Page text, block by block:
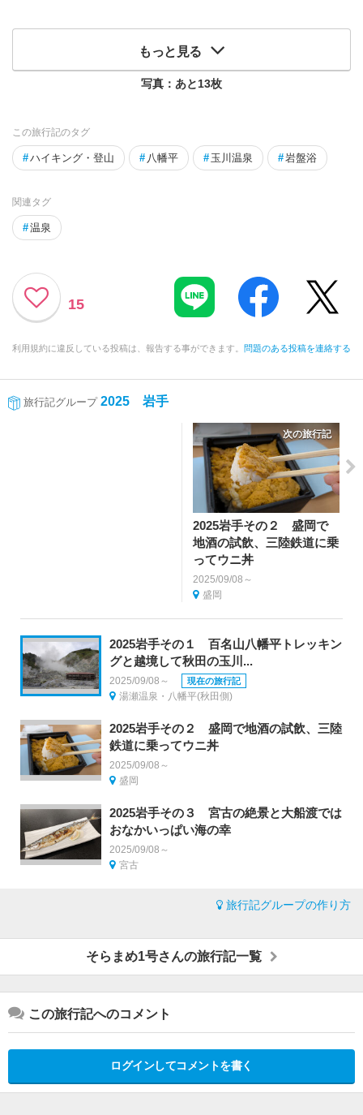
もっと見る
写真：あと13枚
この旅行記のタグ
#ハイキング・登山 # 八幡平 # 玉川温泉 #岩盤浴
関連タグ
#温泉
15
利用規約に違反している投稿は、報告する事ができます。 問題のある投稿を連絡する
旅行記グループ 2025 岩手
次の旅行記
2025岩手その２ 盛岡で
地酒の試飲、三陸鉄道に乗
ってウニ丼
2025/09/08～
盛岡
2025岩手その１ 百名山八幡平トレッキン
グと越境して秋田の玉川...
2025/09/08～ 現在の旅行記
湯瀬温泉・八幡平(秋田側)
2025岩手その２ 盛岡で地酒の試飲、三陸
鉄道に乗ってウニ丼
2025/09/08～
盛岡
2025岩手その３ 宮古の絶景と大船渡では
おなかいっぱい海の幸
2025/09/08～
宮古
旅行記グループの作り方
そらまめ1号さんの旅行記一覧
この旅行記へのコメント
ログインしてコメントを書く